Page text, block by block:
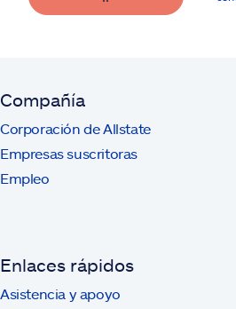
Compañía
Corporación de Allstate
Empresas suscritoras
Empleo
Enlaces rápidos
Asistencia y apoyo